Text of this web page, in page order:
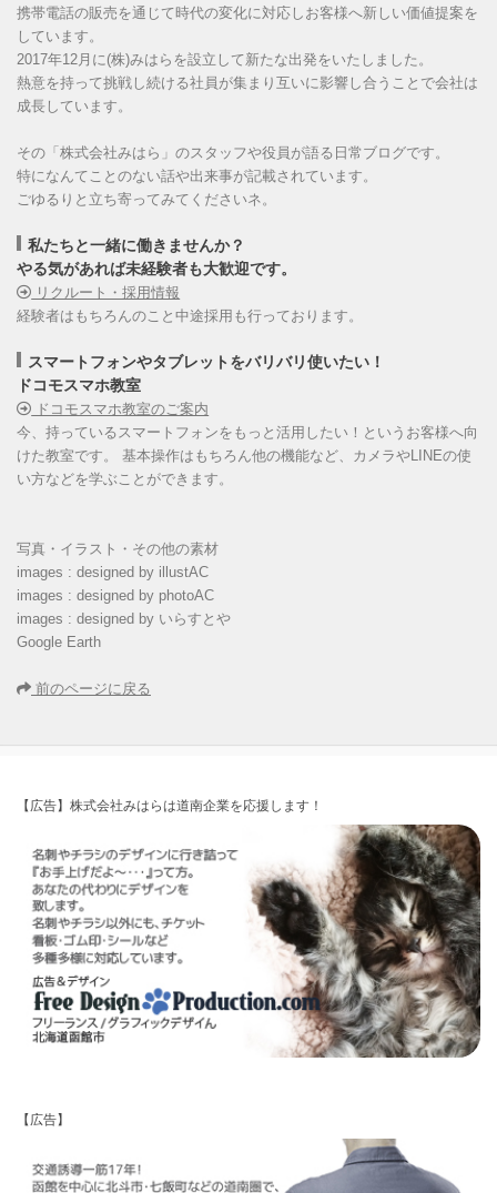
携帯電話の販売を通じて時代の変化に対応しお客様へ新しい価値提案を
しています。
2017年12月に(株)みはらを設立して新たな出発をいたしました。
熱意を持って挑戦し続ける社員が集まり互いに影響し合うことで会社は
成長しています。
その「株式会社みはら」のスタッフや役員が語る日常ブログです。
特になんてことのない話や出来事が記載されています。
ごゆるりと立ち寄ってみてくださいネ。
私たちと一緒に働きませんか？
やる気があれば未経験者も大歓迎です。
リクルート・採用情報
経験者はもちろんのこと中途採用も行っております。
スマートフォンやタブレットをバリバリ使いたい！
ドコモスマホ教室
ドコモスマホ教室のご案内
今、持っているスマートフォンをもっと活用したい！というお客様へ向
けた教室です。 基本操作はもちろん他の機能など、カメラやLINEの使
い方などを学ぶことができます。
写真・イラスト・その他の素材
images : designed by illustAC
images : designed by photoAC
images : designed by いらすとや
Google Earth
前のページに戻る
【広告】株式会社みはらは道南企業を応援します！
【広告】